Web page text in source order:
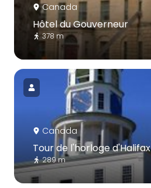
Canada
Hôtel du Gouverneur
378 m
Canada
Tour de l'horloge d'Halifax
289 m